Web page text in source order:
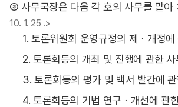
③ 사무국장은 다음 각 호의 사무를 맡아
10. 1. 25 .>
1. 토론위원회 운영규정의 제ㆍ개정
2. 토론회등의 개최 및 진행에 관한 사
3. 토론회등의 평가 및 백서 발간에
4. 토론회등의 기법 연구ㆍ개선에 관